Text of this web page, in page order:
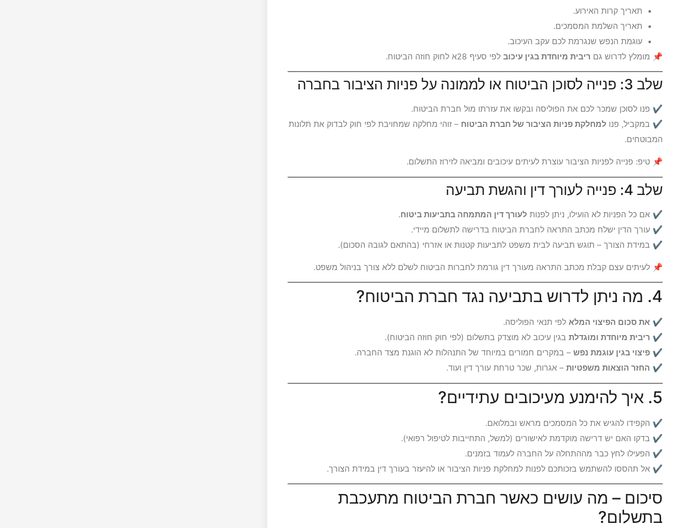
תאריך קרות האירוע.
תאריך השלמת המסמכים.
עוגמת הנפש שנגרמת לכם עקב העיכוב.
📌 מומלץ לדרוש גם ריבית מיוחדת בגין עיכוב לפי סעיף 28א לחוק חוזה הביטוח.
שלב 3: פנייה לסוכן הביטוח או לממונה על פניות הציבור בחברה
✔ פנו לסוכן שמכר לכם את הפוליסה ובקשו את עזרתו מול חברת הביטוח.
✔ במקביל, פנו למחלקת פניות הציבור של חברת הביטוח – זוהי מחלקה שמחויבת לפי חוק לבדוק את תלונות
המבוטחים.
📌 טיפ: פנייה לפניות הציבור עוצרת לעיתים עיכובים ומביאה לזירוז התשלום.
שלב 4: פנייה לעורך דין והגשת תביעה
✔ אם כל הפניות לא הועילו, ניתן לפנות לעורך דין המתמחה בתביעות ביטוח.
✔ עורך הדין ישלח מכתב התראה לחברת הביטוח בדרישה לתשלום מיידי.
✔ במידת הצורך – תוגש תביעה לבית משפט לתביעות קטנות או אזרחי (בהתאם לגובה הסכום).
📌 לעיתים עצם קבלת מכתב התראה מעורך דין גורמת לחברות הביטוח לשלם ללא צורך בניהול משפט.
4. מה ניתן לדרוש בתביעה נגד חברת הביטוח?
✔ את סכום הפיצוי המלא לפי תנאי הפוליסה.
✔ ריבית מיוחדת ומוגדלת בגין עיכוב לא מוצדק בתשלום (לפי חוק חוזה הביטוח).
✔ פיצוי בגין עוגמת נפש – במקרים חמורים במיוחד של התנהלות לא הוגנת מצד החברה.
✔ החזר הוצאות משפטיות – אגרות, שכר טרחת עורך דין ועוד.
5. איך להימנע מעיכובים עתידיים?
✔ הקפידו להגיש את כל המסמכים מראש ובמלואם.
✔ בדקו האם יש דרישה מוקדמת לאישורים (למשל, התחייבות לטיפול רפואי).
✔ הפעילו לחץ כבר מההתחלה על החברה לעמוד בזמנים.
✔ אל תהססו להשתמש בזכותכם לפנות למחלקת פניות הציבור או להיעזר בעורך דין במידת הצורך.
סיכום – מה עושים כאשר חברת הביטוח מתעכבת
בתשלום?